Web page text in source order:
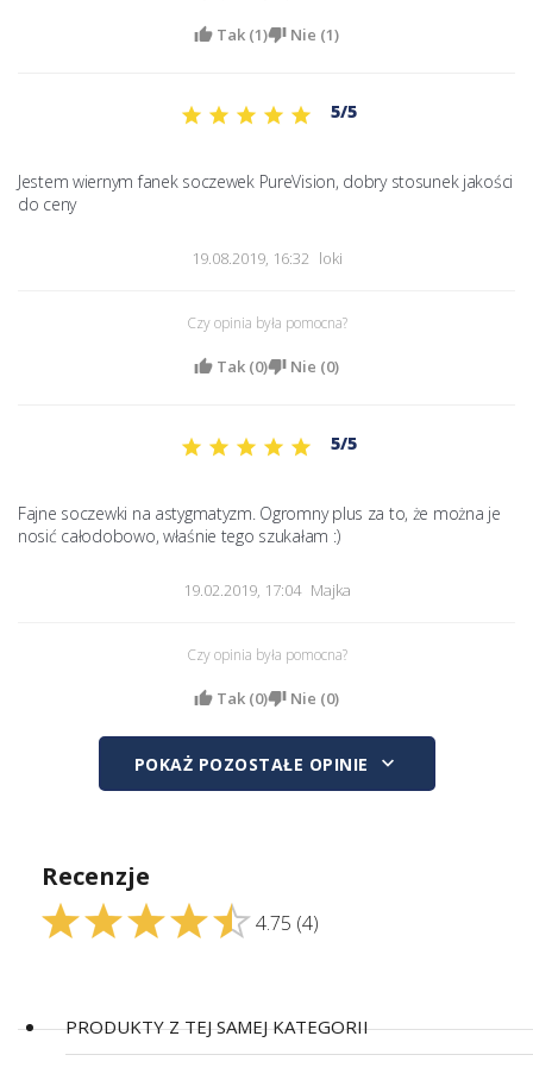
Tak (1) Nie (1)
5/5
Jestem wiernym fanek soczewek PureVision, dobry stosunek jakości
do ceny
19.08.2019, 16:32 loki
Czy opinia była pomocna?
Tak (0) Nie (0)
5/5
Fajne soczewki na astygmatyzm. Ogromny plus za to, że można je
nosić całodobowo, właśnie tego szukałam :)
19.02.2019, 17:04 Majka
Czy opinia była pomocna?
Tak (0) Nie (0)
POKAŻ POZOSTAŁE OPINIE keyboard_arrow_down
Recenzje
4.75 (4)
PRODUKTY Z TEJ SAMEJ KATEGORII